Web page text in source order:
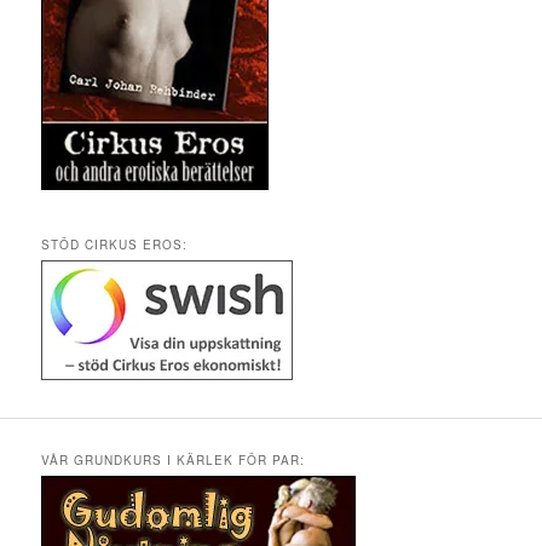
STÖD CIRKUS EROS:
VÅR GRUNDKURS I KÄRLEK FÖR PAR: